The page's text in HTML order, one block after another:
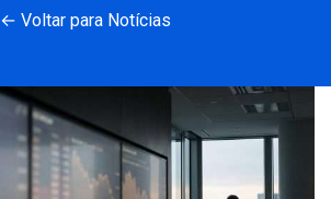
← Voltar para Notícias